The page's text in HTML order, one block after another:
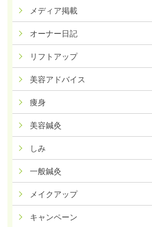
メディア掲載
オーナー日記
リフトアップ
美容アドバイス
痩身
美容鍼灸
しみ
一般鍼灸
メイクアップ
キャンペーン